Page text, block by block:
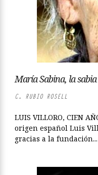
María Sabina, la
C. RUBIO ROSELL
LUIS VILLORO, CIEN
origen español Luis
gracias a la fundación...